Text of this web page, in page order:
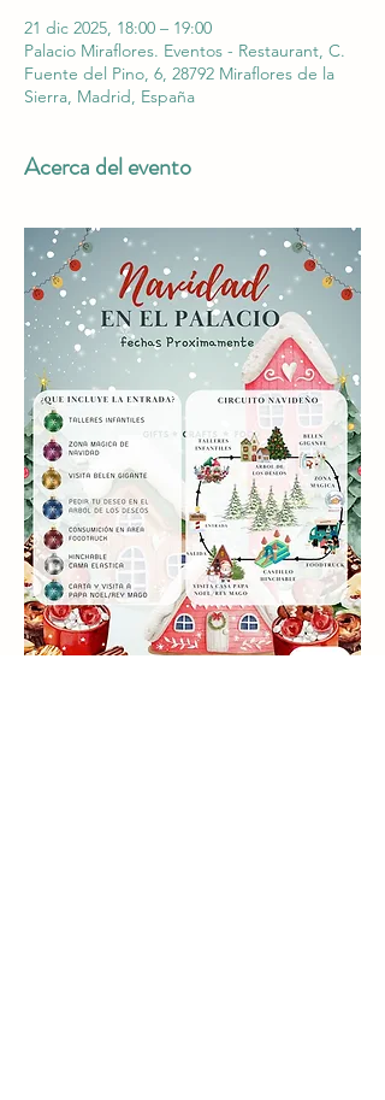
21 dic 2025, 18:00 – 19:00
Palacio Miraflores. Eventos - Restaurant, C.
Fuente del Pino, 6, 28792 Miraflores de la
Sierra, Madrid, España
Acerca del evento